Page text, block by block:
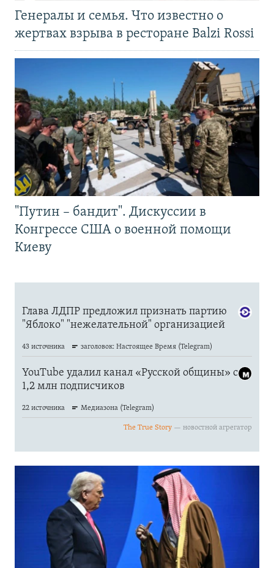
Генералы и семья. Что известно о
жертвах взрыва в ресторане Balzi Rossi
"Путин – бандит". Дискуссии в
Конгрессе США о военной помощи
Киеву